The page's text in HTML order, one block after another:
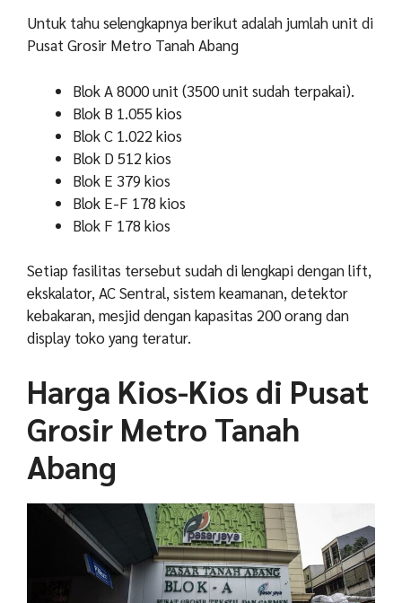
Untuk tahu selengkapnya berikut adalah jumlah unit di
Pusat Grosir Metro Tanah Abang
Blok A 8000 unit (3500 unit sudah terpakai).
Blok B 1.055 kios
Blok C 1.022 kios
Blok D 512 kios
Blok E 379 kios
Blok E-F 178 kios
Blok F 178 kios
Setiap fasilitas tersebut sudah di lengkapi dengan lift,
ekskalator, AC Sentral, sistem keamanan, detektor
kebakaran, mesjid dengan kapasitas 200 orang dan
display toko yang teratur.
Harga Kios-Kios di Pusat
Grosir Metro Tanah
Abang